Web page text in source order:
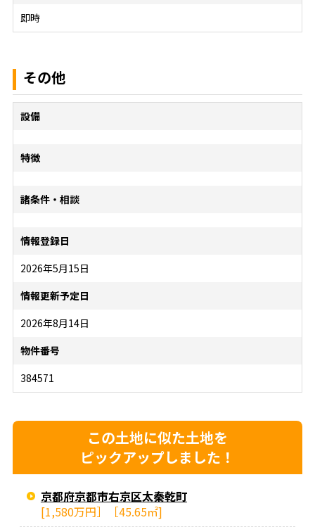
即時
その他
設備
特徴
諸条件・相談
情報登録日
2026年5月15日
情報更新予定日
2026年8月14日
物件番号
384571
この土地に似た土地を
ピックアップしました！
京都府京都市右京区太秦乾町
[1,580万円］［45.65㎡]